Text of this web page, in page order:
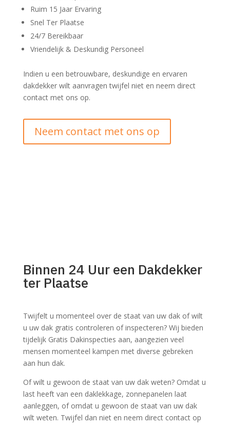
Ruim 15 Jaar Ervaring
Snel Ter Plaatse
24/7 Bereikbaar
Vriendelijk & Deskundig Personeel
Indien u een betrouwbare, deskundige en ervaren
dakdekker wilt aanvragen twijfel niet en neem direct
contact met ons op.
Neem contact met ons op
Binnen 24 Uur een Dakdekker
ter Plaatse
Twijfelt u momenteel over de staat van uw dak of wilt
u uw dak gratis controleren of inspecteren? Wij bieden
tijdelijk Gratis Dakinspecties aan, aangezien veel
mensen momenteel kampen met diverse gebreken
aan hun dak.
Of wilt u gewoon de staat van uw dak weten? Omdat u
last heeft van een daklekkage, zonnepanelen laat
aanleggen, of omdat u gewoon de staat van uw dak
wilt weten. Twijfel dan niet en neem direct contact op